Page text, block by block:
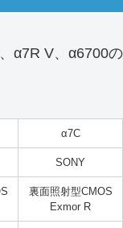
α7R V、α6700
α7C
SONY
裏面照射型CMOS
Exmor R